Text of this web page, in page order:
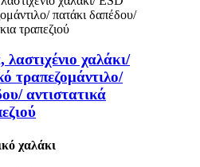
χαλάκι/
τραπεζομάντιλο/
αντιστατικά
χαλάκι